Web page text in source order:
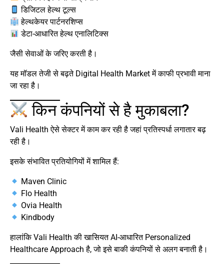
डिजिटल हेल्थ टूल्स
हेल्थकेयर पार्टनरशिप्स
डेटा-आधारित हेल्थ एनालिटिक्स
जैसी सेवाओं के जरिए करती है।
यह मॉडल तेजी से बढ़ते Digital Health Market में काफी प्रभावी माना
जा रहा है।
किन कंपनियों से है मुकाबला?
Vali Health ऐसे सेक्टर में काम कर रही है जहां प्रतिस्पर्धा लगातार बढ़
रही है।
इसके संभावित प्रतियोगियों में शामिल हैं:
Maven Clinic
Flo Health
Ovia Health
Kindbody
हालांकि Vali Health की खासियत AI-आधारित Personalized
Healthcare Approach है, जो इसे बाकी कंपनियों से अलग बनाती है।